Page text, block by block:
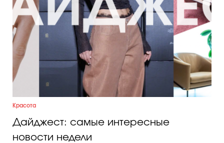
Красота
Дайджест: самые интересные
новости недели